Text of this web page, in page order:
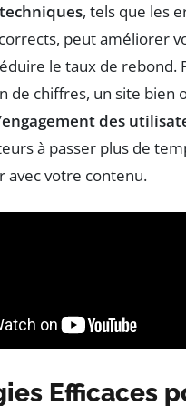
, tels que les
peut améliorer
le taux de rebond.
de chiffres, un site bien
engagement des
à passer plus de
avec votre contenu.
Efficaces